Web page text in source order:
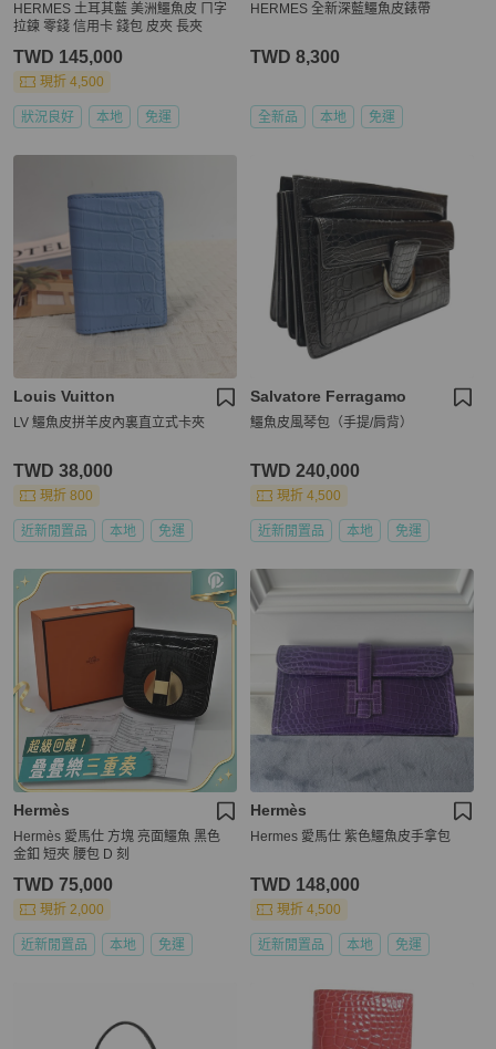
HERMES 土耳其藍 美洲鱷魚皮 ㄇ字
拉鍊 零錢 信用卡 錢包 皮夾 長夾
TWD 145,000
現折 4,500
狀況良好 本地 免運
HERMES 全新深藍鱷魚皮錶帶
TWD 8,300
全新品 本地 免運
Louis Vuitton
LV 鱷魚皮拼羊皮內裏直立式卡夾
TWD 38,000
現折 800
近新閒置品 本地 免運
Salvatore Ferragamo
鱷魚皮風琴包（手提/肩背）
TWD 240,000
現折 4,500
近新閒置品 本地 免運
Hermès
Hermès 愛馬仕 方塊 亮面鱷魚 黑色
金釦 短夾 腰包 D 刻
TWD 75,000
現折 2,000
近新閒置品 本地 免運
Hermès
Hermes 愛馬仕 紫色鱷魚皮手拿包
TWD 148,000
現折 4,500
近新閒置品 本地 免運